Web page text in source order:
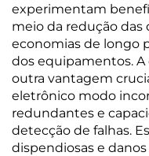
experimentam
meio da redução das
economias de longo
dos equipamentos.
outra vantagem
eletrônico modo
redundantes e
detecção de falhas.
dispendiosas e